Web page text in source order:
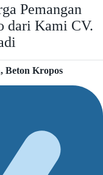
Pemangan
dari Kami CV.
Beton Kropos